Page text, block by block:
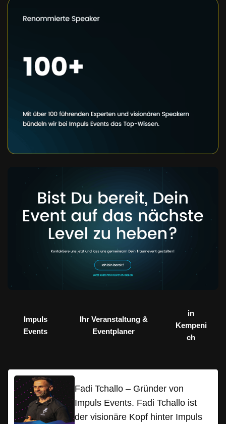
Impuls
Events
Ihr Veranstaltung &
Eventplaner
in
Kempeni
ch
Fadi Tchallo – Gründer von
Impuls Events. Fadi Tchallo ist
der visionäre Kopf hinter Impuls